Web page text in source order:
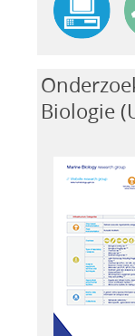
Biologie